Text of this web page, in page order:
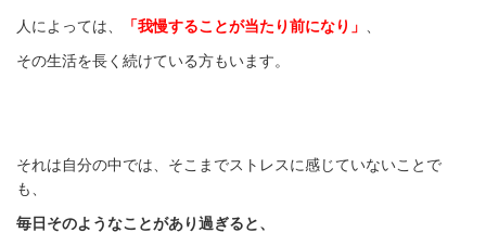
人によっては、 「我慢することが当たり前になり」
その生活を長く続けている方もいます。
それは自分の中では、そこまでストレスに感じていないことで
も、
毎日そのようなことがあり過ぎると、